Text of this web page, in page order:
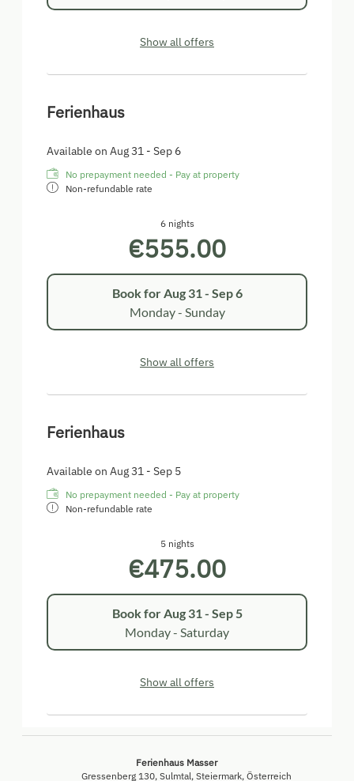
Show all offers
Ferienhaus
Available on Aug 31 - Sep 6
No prepayment needed - Pay at property
Non-refundable rate
6 nights
€555.00
Book for Aug 31 - Sep 6
Monday - Sunday
Show all offers
Ferienhaus
Available on Aug 31 - Sep 5
No prepayment needed - Pay at property
Non-refundable rate
5 nights
€475.00
Book forAug 31 - Sep 5
Monday - Saturday
Show all offers
Ferienhaus Masser
Gressenberg 130 Sulmtal Steiermark Österreich